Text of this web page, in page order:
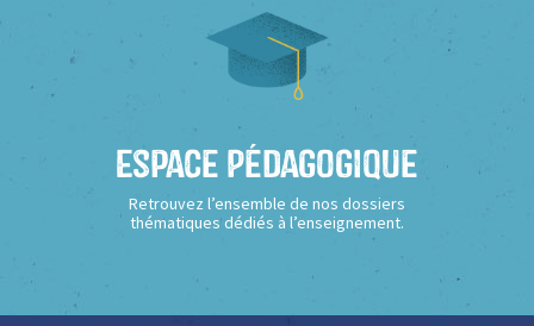
Espace Pédagogique
Retrouvez l’ensemble de nos dossiers
thématiques dédiés à l’enseignement.